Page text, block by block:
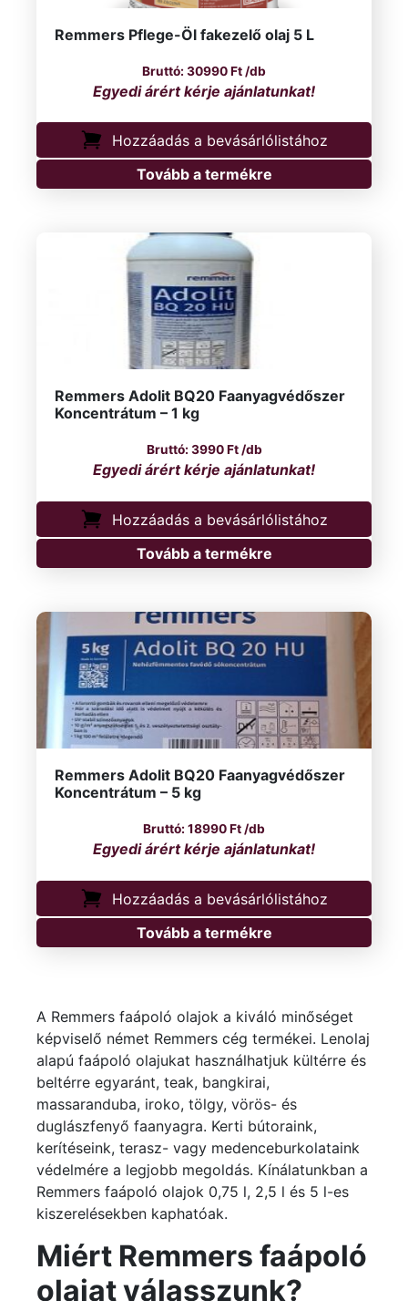
Remmers Pflege-Öl fakezelő olaj 5 L
30990Ft /db
Hozzáadás a bevásárlólistához
Tovább a termékre
Remmers Adolit BQ20 Faanyagvédőszer
Koncentrátum – 1 kg
3990Ft/db
Hozzáadás a bevásárlólistához
Tovább a termékre
Remmers Adolit BQ20 Faanyagvédőszer
Koncentrátum – 5 kg
18990Ft /db
Hozzáadás a bevásárlólistához
Tovább a termékre
A Remmers faápoló olajok a kiváló minőséget
képviselő német Remmers cég termékei. Lenolaj
alapú faápoló olajukat használhatjuk kültérre és
beltérre egyaránt, teak, bangkirai,
massaranduba, iroko, tölgy, vörös- és
duglászfenyő faanyagra. Kerti bútoraink,
kerítéseink, terasz- vagy medenceburkolataink
védelmére a legjobb megoldás. Kínálatunkban a
Remmers faápoló olajok 0,75 l, 2,5 l és 5 l-es
kiszerelésekben kaphatóak.
Miért Remmers faápoló
olajat válasszunk?